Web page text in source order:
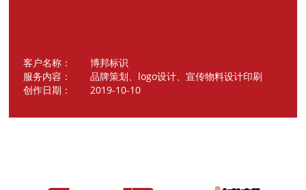
客户名称： 博邦标识
服务内容： 品牌策划、logo设计、宣传物料设计印刷
创作日期： 2019-10-10